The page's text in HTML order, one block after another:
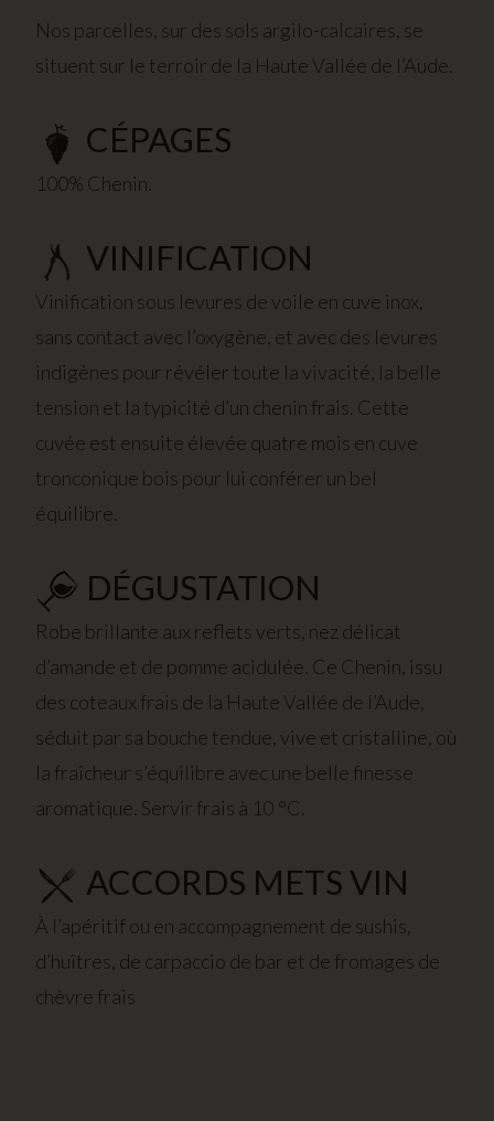
Nos parcelles, sur des sols argilo-calcaires, se
situent sur le terroir de la Haute Vallée de l’Aude.
CÉPAGES
100% Chenin.
VINIFICATION
Vinification sous levures de voile en cuve inox,
sans contact avec l’oxygène, et avec des levures
indigènes pour révéler toute la vivacité, la belle
tension et la typicité d’un chenin frais. Cette
cuvée est ensuite élevée quatre mois en cuve
tronconique bois pour lui conférer un bel
équilibre.
DÉGUSTATION
Robe brillante aux reflets verts, nez délicat
d’amande et de pomme acidulée. Ce Chenin, issu
des coteaux frais de la Haute Vallée de l’Aude,
séduit par sa bouche tendue, vive et cristalline, où
la fraîcheur s’équilibre avec une belle finesse
aromatique. Servir frais à 10 °C.
ACCORDS METS VIN
À l’apéritif ou en accompagnement de sushis,
d’huîtres, de carpaccio de bar et de fromages de
chèvre frais